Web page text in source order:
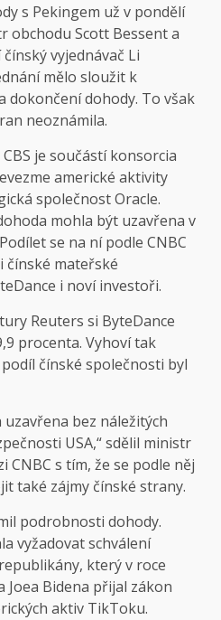
s Pekingem už v pondělí
obchodu Scott Bessent a
vyjednávač Li
mělo sloužit k
dokončení dohody. To však
neoznámila.
je součástí konsorcia
americké aktivity
společnost Oracle.
mohla být uzavřena v
se na ní podle CNBC
čínské mateřské
i noví investoři.
Reuters si ByteDance
procenta. Vyhoví tak
čínské společnosti byl
bez náležitých
USA,“ sdělil ministr
CNBC s tím, že se podle něj
také zájmy čínské strany.
podrobnosti dohody.
vyžadovat schválení
který v roce
Joea Bidena přijal zákon
aktiv TikToku.